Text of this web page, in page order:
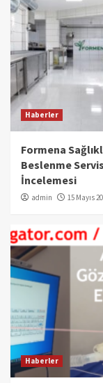
Haberler
Formena
Beslenme
İncelemesi
admin 15 Mayıs
Haberler